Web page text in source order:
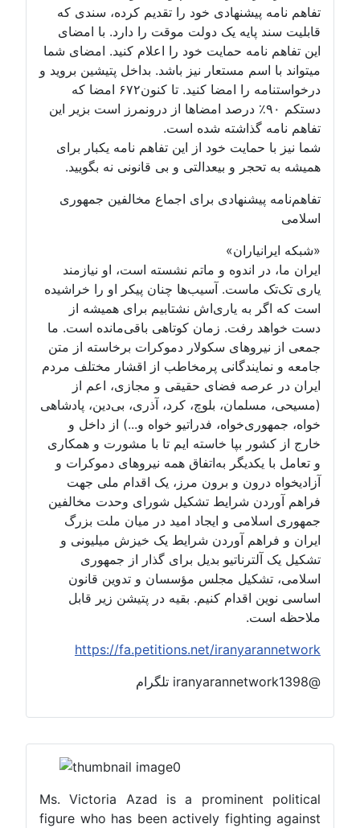
Ms. Victoria Azad is a prominent political
figure who has been actively fighting against
تفاهم نامه پیشنهادی خود را تقدیم کرده، سندی که
قابلیت سند پایه یک دولت موقت را دارد. با امضای
این تفاهم نامه حمایت خود را اعلام کنید. امضای شما
میتواند با اسم مستعار نیز باشد. بداخل پتیشین بروید و
درخواستنامه را امضا کنید. تا کنون۶۷۲ امضا که
دستکم ۹۰٪ درصد امضاها از درونمرز است بزیر این
تفاهم نامه گذاشته شده است.
شما نیز با حمایت خود از این تفاهم نامه یکبار برای
همیشه به تحجر و بیعدالتی و بی قانونی نه بگویید.
تفاهم‌نامه پیشنهادی برای اجماع مخالفین جمهوری
اسلامی
«شبکه ایرانیاران»
ایران ما، در اندوه و ماتم نشسته است، او نیازمند
یاری تک‌تک ماست. آسیب‌ها چنان پیکر او را خراشیده
است که اگر به یاری‌اش نشتابیم برای همیشه از
دست خواهد رفت. زمان کوتاهی باقی‌مانده است. ما
جمعی از نیروهای سکولار دموکرات برخاسته از متن
جامعه و نمایندگانی پرمخاطب از اقشار مختلف مردم
ایران در عرصه فضای حقیقی و مجازی، اعم از
(مسیحی، مسلمان، بلوچ، کرد، آذری، بی‌دین، پادشاهی
خواه، جمهوری‌خواه، فدراتیو خواه و...) از داخل و
خارج از کشور بپا خاسته ایم تا با مشورت و همکاری
و تعامل با یکدیگر به‌اتفاق همه نیروهای دموکرات و
آزادیخواه درون و برون مرز، یک اقدام ملی جهت
فراهم آوردن شرایط تشکیل شورای وحدت مخالفین
جمهوری اسلامی و ایجاد امید در میان ملت بزرگ
ایران و فراهم آوردن شرایط یک خیزش میلیونی و
تشکیل یک آلترناتیو بدیل برای گذار از جمهوری
اسلامی، تشکیل مجلس مؤسسان و تدوین قانون
اساسی نوین اقدام کنیم. بقیه در پتیشن زیر قابل
ملاحظه است.
https://fa.petitions.net/iranyarannetwork
@iranyarannetwork1398 تلگرام